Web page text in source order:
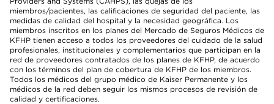
miembros/pacientes, las calificaciones de seguridad del paciente, las
medidas de calidad del hospital y la necesidad geográfica. Los
miembros inscritos en los planes del Mercado de Seguros Médicos de
KFHP tienen acceso a todos los proveedores del cuidado de la salud
profesionales, institucionales y complementarios que participan en la
red de proveedores contratados de los planes de KFHP, de acuerdo
con los términos del plan de cobertura de KFHP de los miembros.
Todos los médicos del grupo médico de Kaiser Permanente y los
médicos de la red deben seguir los mismos procesos de revisión de
calidad y certificaciones.